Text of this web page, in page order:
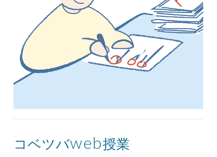
コベツバweb授業